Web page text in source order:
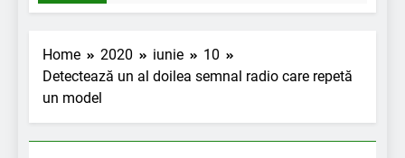
Home 2020 iunie
10
Detectează un al doilea semnal radio care repetă
un model